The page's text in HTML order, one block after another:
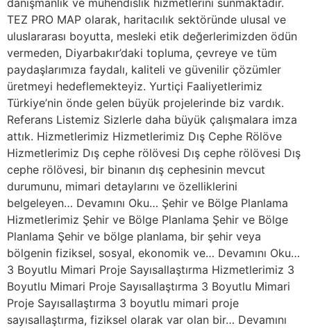
danışmanlık ve mühendislik hizmetlerini sunmaktadır.
TEZ PRO MAP olarak, haritacılık sektöründe ulusal ve
uluslararası boyutta, mesleki etik değerlerimizden ödün
vermeden, Diyarbakır’daki topluma, çevreye ve tüm
paydaşlarımıza faydalı, kaliteli ve güvenilir çözümler
üretmeyi hedeflemekteyiz. Yurtiçi Faaliyetlerimiz
Türkiye’nin önde gelen büyük projelerinde biz vardık.
Referans Listemiz Sizlerle daha büyük çalışmalara imza
attık. Hizmetlerimiz Hizmetlerimiz Dış Cephe Rölöve
Hizmetlerimiz Dış cephe rölövesi Dış cephe rölövesi Dış
cephe rölövesi, bir binanın dış cephesinin mevcut
durumunu, mimari detaylarını ve özelliklerini
belgeleyen… Devamını Oku… Şehir ve Bölge Planlama
Hizmetlerimiz Şehir ve Bölge Planlama Şehir ve Bölge
Planlama Şehir ve bölge planlama, bir şehir veya
bölgenin fiziksel, sosyal, ekonomik ve… Devamını Oku…
3 Boyutlu Mimari Proje Sayısallaştırma Hizmetlerimiz 3
Boyutlu Mimari Proje Sayısallaştırma 3 Boyutlu Mimari
Proje Sayısallaştırma 3 boyutlu mimari proje
sayısallaştırma, fiziksel olarak var olan bir… Devamını